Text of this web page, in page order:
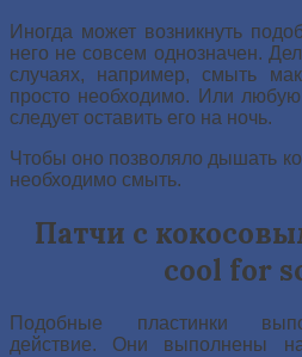
Иногда может возникнуть
него не совсем однозначен.
случаях, например, смыть
просто необходимо. Или любую
следует оставить его на ночь.
Чтобы оно позволяло дышать
необходимо смыть.
Патчи с
cool for
Подобные пластинки
действие. Они выполнены